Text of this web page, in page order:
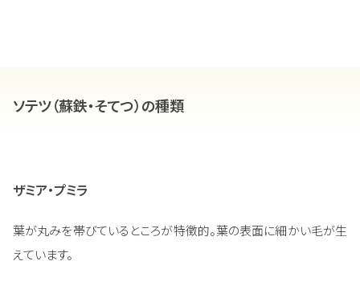
ソテツ（蘇鉄・そてつ）の種類
ザミア・プミラ
葉が丸みを帯びているところが特徴的。葉の表面に細かい毛が生
えています。